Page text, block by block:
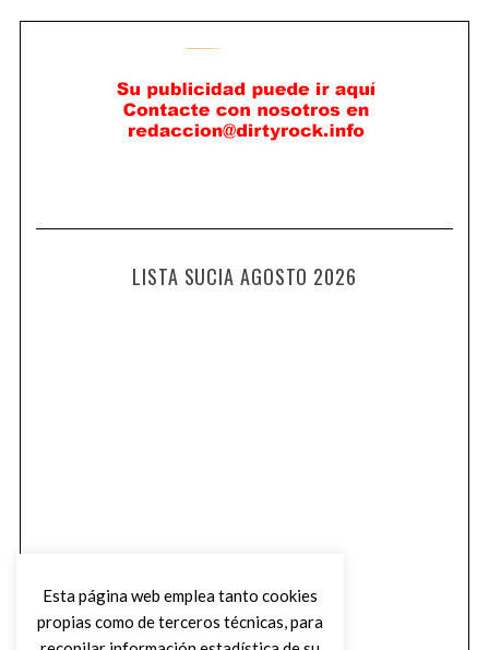
LISTA SUCIA AGOSTO 2026
Esta página web emplea tanto cookies
propias como de terceros técnicas, para